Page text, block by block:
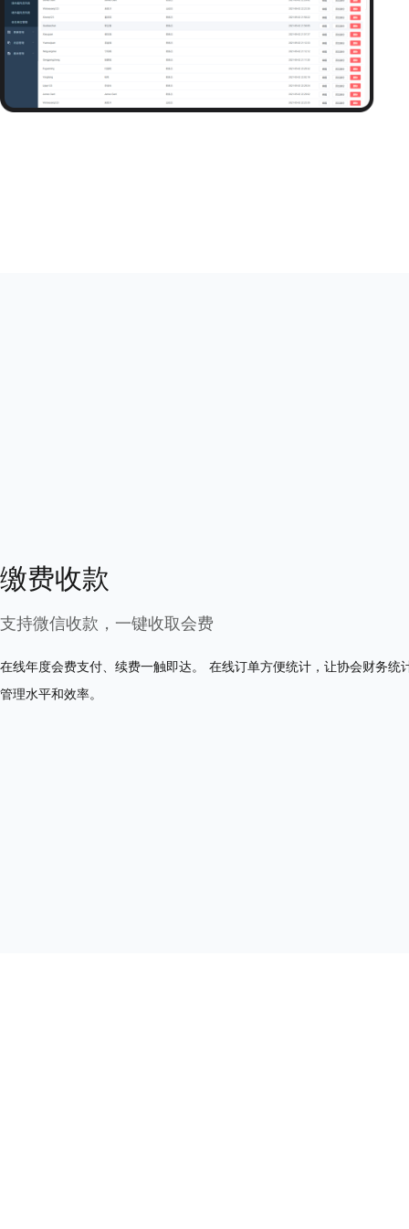
缴费收款
支持微信收款，一键收取会费
在线年度会费支付、续费一触即达。 在线订单方便统计，让协会财务统
管理水平和效率。